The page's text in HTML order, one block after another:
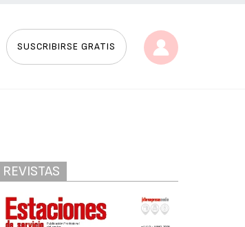
SUSCRIBIRSE GRATIS
REVISTAS